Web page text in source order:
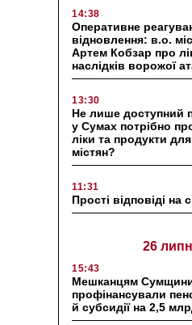
14:38
Оперативне
відновлення: в.о.
Артем Кобзар про
наслідків ворожої
13:30
Не лише доступний
у Сумах потрібно
ліки та продукти
містян?
11:31
Прості відповіді на
26
15:43
Мешканцям
профінансували
й субсидії на 2,5